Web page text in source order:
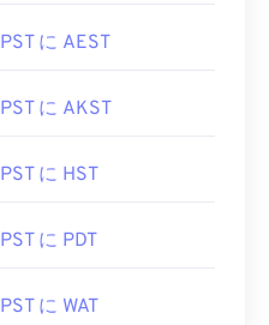
PST に AEST
PST に AKST
PST に HST
PST に PDT
PST に WAT